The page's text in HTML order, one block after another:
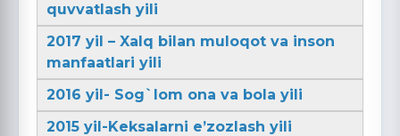
quvvatlash yili
2017 yil – Xalq bilan muloqot va inson
manfaatlari yili
2016 yil- Sog`lom ona va bola yili
2015 yil-Keksalarni e’zozlash yili